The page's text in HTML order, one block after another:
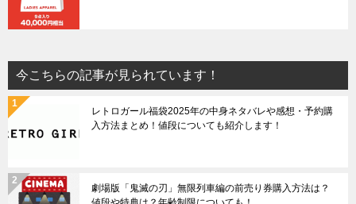
今こちらの記事が見られています！
レトロガール福袋2025年の中身ネタバレや感想・予約購
入方法まとめ！値段についても紹介します！
劇場版「鬼滅の刃」無限列車編の前売り券購入方法は？